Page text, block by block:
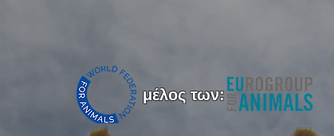
μέλος των: